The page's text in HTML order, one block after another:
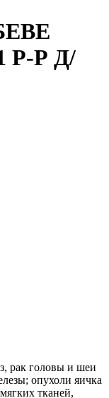
Р-Р Д/
рак головы и шеи
опухоли яичка
тканей,